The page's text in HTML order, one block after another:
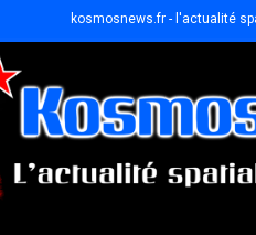
kosmosnews.fr - l'actualité